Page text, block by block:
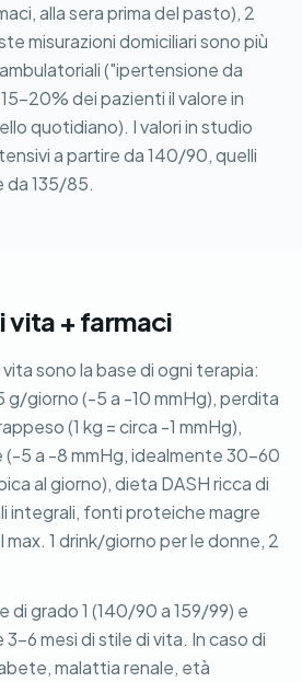
alla sera prima del pasto), 2
misurazioni domiciliari sono più
("ipertensione da
20% dei pazienti il valore in
quotidiano). I valori in studio
a partire da 140/90, quelli
da 135/85.
vita + farmaci
sono la base di ogni terapia:
g/giorno (-5 a -10 mmHg), perdita
(1 kg = circa -1 mmHg),
5 a -8 mmHg, idealmente 30-60
al giorno), dieta DASH ricca di
integrali, fonti proteiche magre
1 drink/giorno per le donne, 2
di grado 1 (140/90 a 159/99) e
6 mesi di stile di vita. In caso di
malattia renale, età